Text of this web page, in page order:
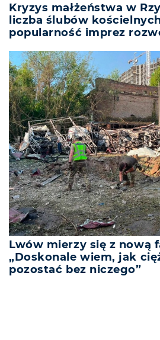
Kryzys małżeństwa w
liczba ślubów
popularność imprez
Lwów mierzy się z nową
„Doskonale wiem, jak
pozostać bez niczego”